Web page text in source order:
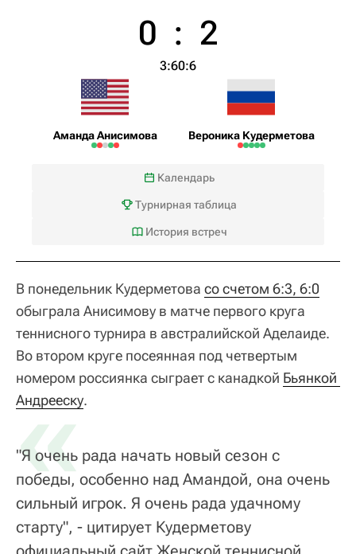
Аманда Анисимова
0 : 2
3:60:6
Вероника Кудерметова
Календарь
Турнирная таблица
История встреч
В понедельник Кудерметова со счетом 6:3, 6:0
обыграла Анисимову в матче первого круга
теннисного турнира в австралийской Аделаиде.
Во втором круге посеянная под четвертым
номером россиянка сыграет с канадкой Бьянкой
Андрееску.
«
"Я очень рада начать новый сезон с
победы, особенно над Амандой, она очень
сильный игрок. Я очень рада удачному
старту", - цитирует Кудерметову